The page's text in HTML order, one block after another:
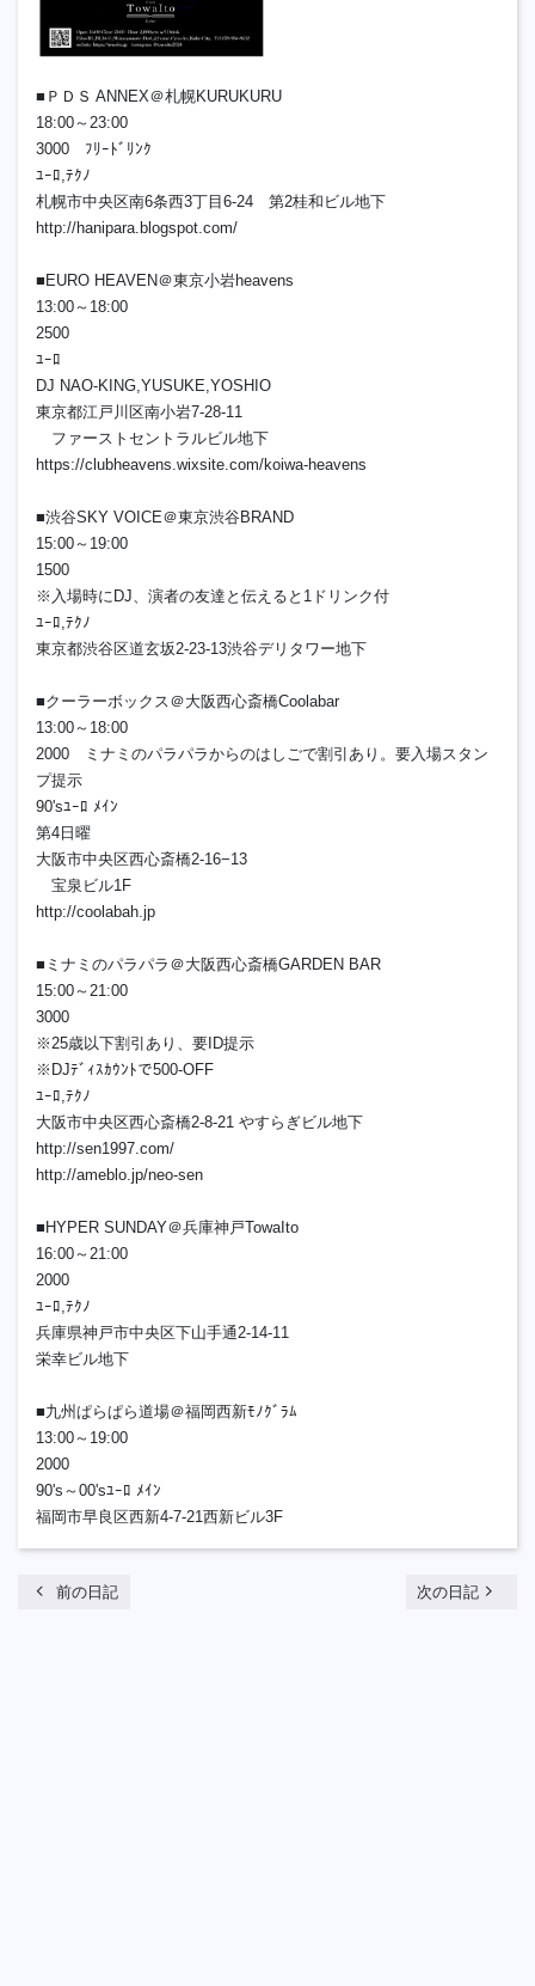
■ＰＤＳ ANNEX＠札幌KURUKURU
18:00～23:00
3000 ﾌﾘｰﾄﾞﾘﾝｸ
ﾕｰﾛ,ﾃｸﾉ
札幌市中央区南6条西3丁目6-24 第2桂和ビル地下
http://hanipara.blogspot.com/
■EURO HEAVEN＠東京小岩heavens
13:00～18:00
2500
ﾕｰﾛ
DJ NAO-KING,YUSUKE,YOSHIO
東京都江戸川区南小岩7-28-11
ファーストセントラルビル地下
https://clubheavens.wixsite.com/koiwa-heavens
■渋谷SKY VOICE＠東京渋谷BRAND
15:00～19:00
1500
※入場時にDJ、演者の友達と伝えると1ドリンク付
ﾕｰﾛ,ﾃｸﾉ
東京都渋谷区道玄坂2-23-13渋谷デリタワー地下
■クーラーボックス＠大阪西心斎橋Coolabar
13:00～18:00
2000 ミナミのパラパラからのはしごで割引あり。要入場スタン
プ提示
90'sﾕｰﾛ ﾒｲﾝ
第4日曜
大阪市中央区西心斎橋2-16−13
宝泉ビル1F
http://coolabah.jp
■ミナミのパラパラ＠大阪西心斎橋GARDEN BAR
15:00～21:00
3000
※25歳以下割引あり、要ID提示
※DJﾃﾞｨｽｶｳﾝﾄで500-OFF
ﾕｰﾛ,ﾃｸﾉ
大阪市中央区西心斎橋2-8-21 やすらぎビル地下
http://sen1997.com/
http://ameblo.jp/neo-sen
■HYPER SUNDAY＠兵庫神戸TowaIto
16:00～21:00
2000
ﾕｰﾛ,ﾃｸﾉ
兵庫県神戸市中央区下山手通2-14-11
栄幸ビル地下
■九州ぱらぱら道場＠福岡西新ﾓﾉｸﾞﾗﾑ
13:00～19:00
2000
90's～00'sﾕｰﾛ ﾒｲﾝ
福岡市早良区西新4-7-21西新ビル3F
chevron_left 前の日記 次の日記 navigate_next